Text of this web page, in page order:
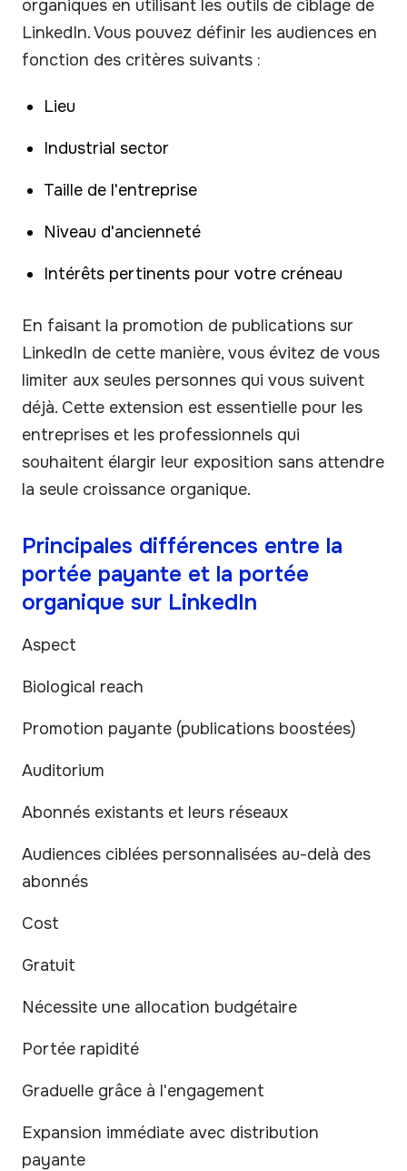
organiques en utilisant les outils de ciblage de
LinkedIn. Vous pouvez définir les audiences en
fonction des critères suivants :
Lieu
Industrial sector
Taille de l'entreprise
Niveau d'ancienneté
Intérêts pertinents pour votre créneau
En faisant la promotion de publications sur
LinkedIn de cette manière, vous évitez de vous
limiter aux seules personnes qui vous suivent
déjà. Cette extension est essentielle pour les
entreprises et les professionnels qui
souhaitent élargir leur exposition sans attendre
la seule croissance organique.
Principales différences entre la
portée payante et la portée
organique sur LinkedIn
Aspect
Biological reach
Promotion payante (publications boostées)
Auditorium
Abonnés existants et leurs réseaux
Audiences ciblées personnalisées au-delà des
abonnés
Cost
Gratuit
Nécessite une allocation budgétaire
Portée rapidité
Graduelle grâce à l'engagement
Expansion immédiate avec distribution
payante